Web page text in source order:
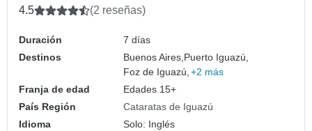
4.5 (2 reseñas)
Duración
7 días
Destinos
Buenos Aires, Puerto Iguazú,
Foz de Iguazú, +2 más
Franja de edad
Edades 15+
País Región
Cataratas de Iguazú
Idioma
Solo: Inglés